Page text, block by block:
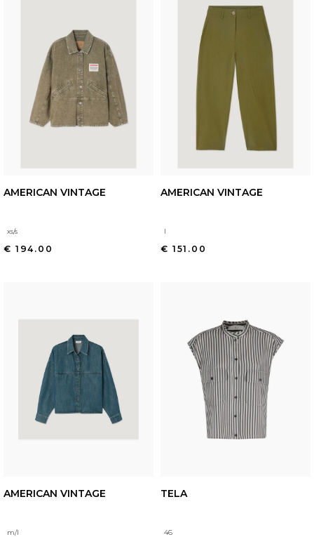
AMERICAN VINTAGE
xs/s
€ 194.00
AMERICAN VINTAGE
l
€ 151.00
AMERICAN VINTAGE
m/l
TELA
46